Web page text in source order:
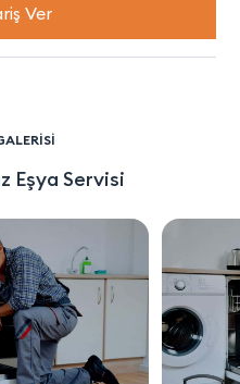
Ver
Eşya Servisi